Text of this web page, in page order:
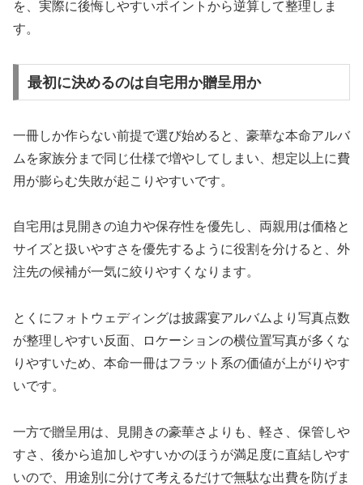
を、実際に後悔しやすいポイントから逆算して整理しま
す。
最初に決めるのは自宅用か贈呈用か
一冊しか作らない前提で選び始めると、豪華な本命アルバ
ムを家族分まで同じ仕様で増やしてしまい、想定以上に費
用が膨らむ失敗が起こりやすいです。
自宅用は見開きの迫力や保存性を優先し、両親用は価格と
サイズと扱いやすさを優先するように役割を分けると、外
注先の候補が一気に絞りやすくなります。
とくにフォトウェディングは披露宴アルバムより写真点数
が整理しやすい反面、ロケーションの横位置写真が多くな
りやすいため、本命一冊はフラット系の価値が上がりやす
いです。
一方で贈呈用は、見開きの豪華さよりも、軽さ、保管しや
すさ、後から追加しやすいかのほうが満足度に直結しやす
いので、用途別に分けて考えるだけで無駄な出費を防げま